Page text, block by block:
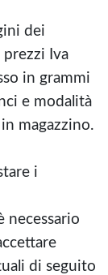
dei
Iva
in grammi
e modalità
magazzino.
i
necessario
di seguito